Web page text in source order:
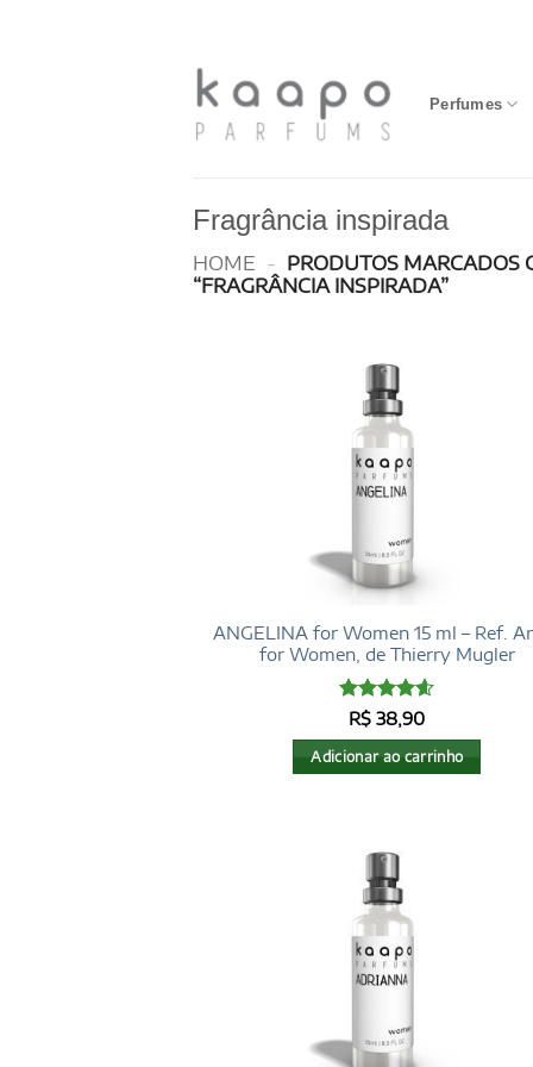
Perfumes
Fragrância inspirada
HOME - PRODUTOS MARCADOS
“FRAGRÂNCIA INSPIRADA”
ANGELINA for Women 15 ml – Ref.
for Women, de Thierry Mugler
Avaliação
R$ 38,90
Adicionar ao carrinho